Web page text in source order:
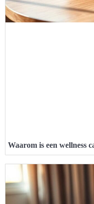
Waarom is een wellness